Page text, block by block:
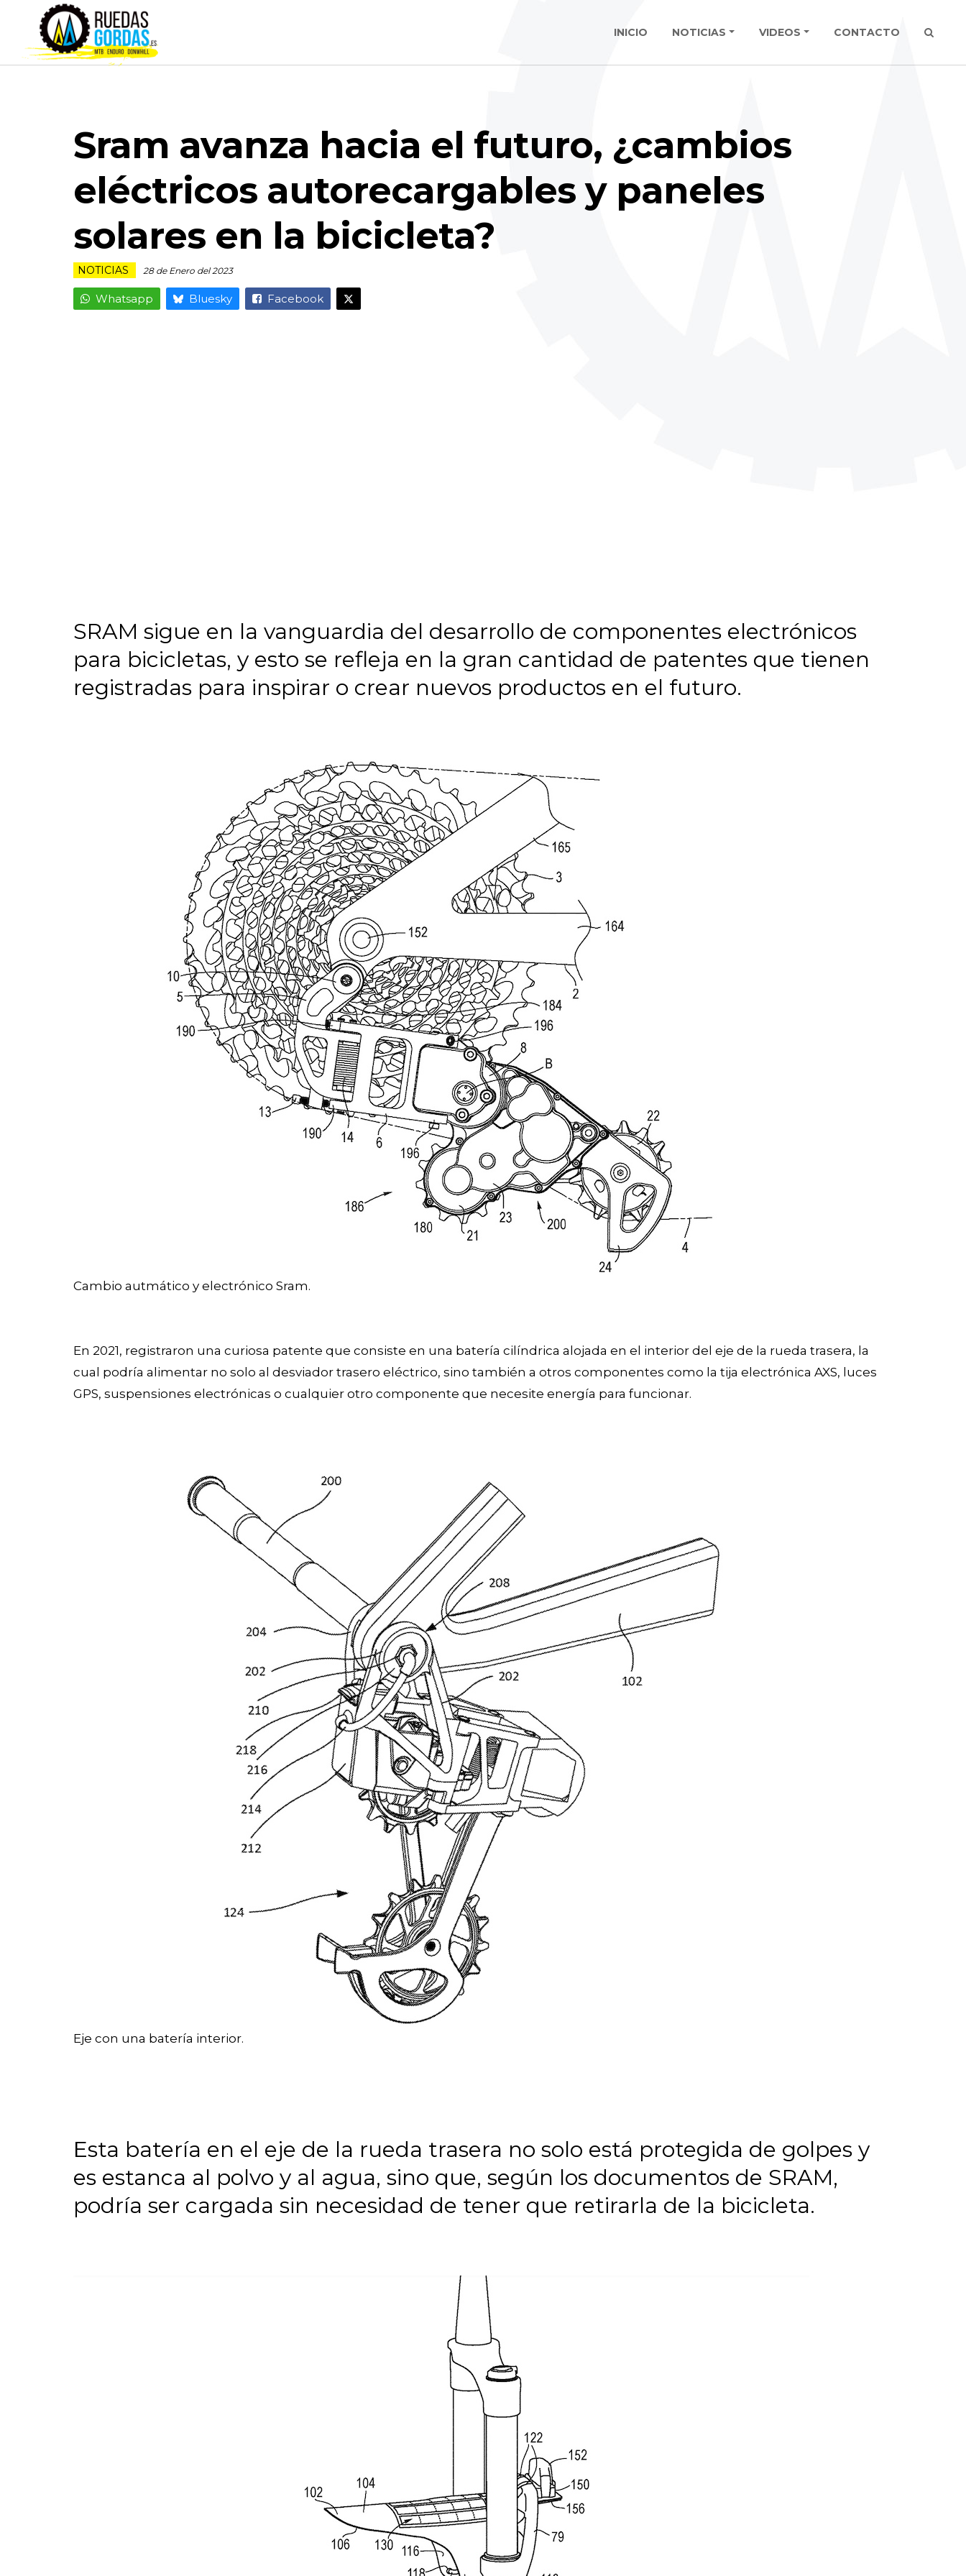
INICIO NOTICIAS VIDEOS CONTACTO
Sram avanza hacia el futuro, ¿cambios
eléctricos autorecargables y paneles
solares en la bicicleta?
NOTICIAS 28 de Enero del 2023
Whatsapp Bluesky Facebook
SRAM sigue en la vanguardia del desarrollo de componentes electrónicos
para bicicletas, y esto se refleja en la gran cantidad de patentes que tienen
registradas para inspirar o crear nuevos productos en el futuro.
Cambio autmático y electrónico Sram.
En 2021, registraron una curiosa patente que consiste en una batería cilíndrica alojada en el interior del eje de la rueda trasera, la
cual podría alimentar no solo al desviador trasero eléctrico, sino también a otros componentes como la tija electrónica AXS, luces
GPS, suspensiones electrónicas o cualquier otro componente que necesite energía para funcionar.
Eje con una batería interior.
Esta batería en el eje de la rueda trasera no solo está protegida de golpes y
es estanca al polvo y al agua, sino que, según los documentos de SRAM,
podría ser cargada sin necesidad de tener que retirarla de la bicicleta.